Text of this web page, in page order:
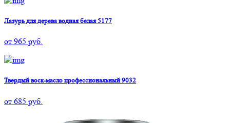
Лазурь для дерева водная белая 5177
от 965 руб.
Твердый воск-масло профессиональный 9032
от 685 руб.